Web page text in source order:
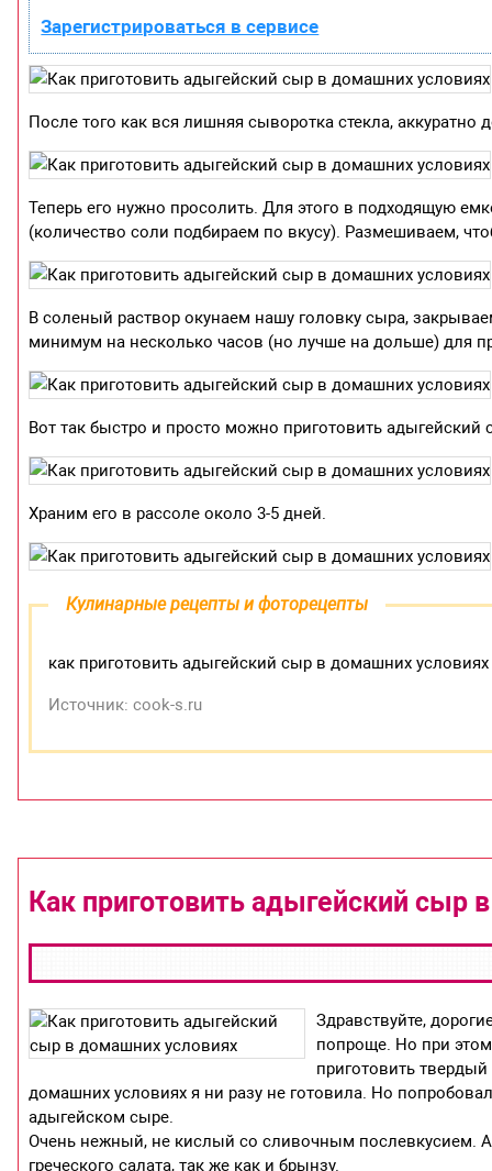
Зарегистрироваться в сервисе
После того как вся лишняя сыворотка стекла,
Теперь его нужно просолить. Для этого в подходящую
(количество соли подбираем по вкусу). Размешиваем,
В соленый раствор окунаем нашу головку сыра,
минимум на несколько часов (но лучше на дольше) для
Вот так быстро и просто можно приготовить
Храним его в рассоле около 3-5 дней.
Кулинарные рецепты и фоторецепты
как приготовить адыгейский сыр в домашних
Источник: cook-s.ru
Как приготовить адыгейский сыр
Здравствуйте,
попроще. Но при
приготовить
домашних условиях я ни разу не готовила. Но
адыгейском сыре.
Очень нежный, не кислый со сливочным послевкусием.
греческого салата, так же как и брынзу.